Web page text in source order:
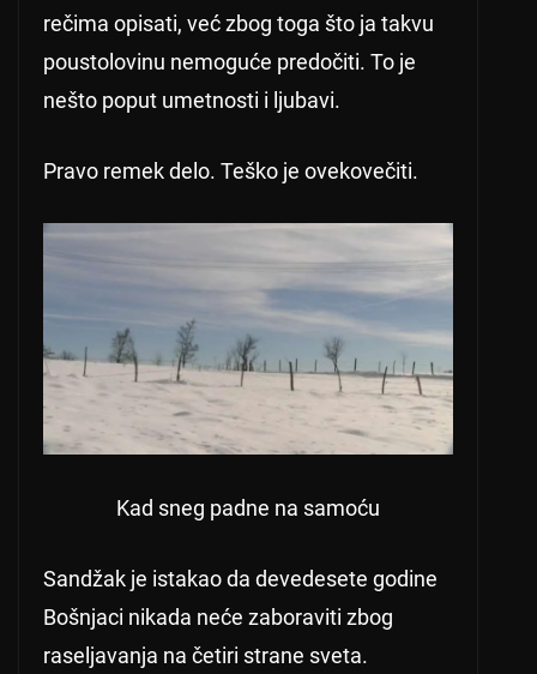
rečima opisati, već zbog toga što ja takvu
poustolovinu nemoguće predočiti. To je
nešto poput umetnosti i ljubavi.
Pravo remek delo. Teško je ovekovečiti.
Kad sneg padne na samoću
Sandžak je istakao da devedesete godine
Bošnjaci nikada neće zaboraviti zbog
raseljavanja na četiri strane sveta.